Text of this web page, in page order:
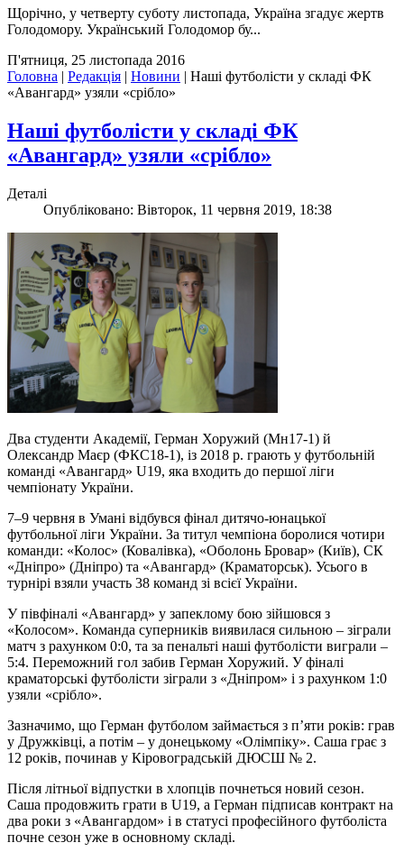
Щорічно, у четверту суботу листопада, Україна згадує жертв
Голодомору. Український Голодомор бу...
П'ятниця, 25 листопада 2016
Головна | Редакція | Новини | Наші футболісти у складі ФК
«Авангард» узяли «срібло»
Наші футболісти у складі ФК
«Авангард» узяли «срібло»
Деталі
Опубліковано: Вівторок, 11 червня 2019, 18:38
Два студенти Академії, Герман Хоружий (Мн17-1) й
Олександр Маєр (ФКС18-1), із 2018 р. грають у футбольній
команді «Авангард» U19, яка входить до першої ліги
чемпіонату України.
7–9 червня в Умані відбувся фінал дитячо-юнацької
футбольної ліги України. За титул чемпіона боролися чотири
команди: «Колос» (Ковалівка), «Оболонь Бровар» (Київ), СК
«Дніпро» (Дніпро) та «Авангард» (Краматорськ). Усього в
турнірі взяли участь 38 команд зі всієї України.
У півфіналі «Авангард» у запеклому бою зійшовся з
«Колосом». Команда суперників виявилася сильною – зіграли
матч з рахунком 0:0, та за пенальті наші футболісти виграли –
5:4. Переможний гол забив Герман Хоружий. У фіналі
краматорські футболісти зіграли з «Дніпром» і з рахунком 1:0
узяли «срібло».
Зазначимо, що Герман футболом займається з п’яти років: грав
у Дружківці, а потім – у донецькому «Олімпіку». Саша грає з
12 років, починав у Кіровоградській ДЮСШ № 2.
Після літньої відпустки в хлопців почнеться новий сезон.
Саша продовжить грати в U19, а Герман підписав контракт на
два роки з «Авангардом» і в статусі професійного футболіста
почне сезон уже в основному складі.